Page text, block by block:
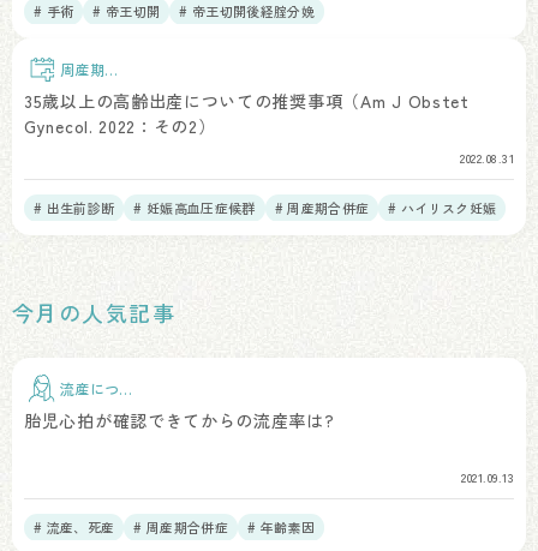
# 手術 # 帝王切開 # 帝王切開後経腟分娩
周産期予
35歳以上の高齢出産についての推奨事項（Am J Obstet
Gynecol. 2022：その2）
2022.08.31
# 出生前診断 # 妊娠高血圧症候群 # 周産期合併症
# ハイリスク妊娠
# 年齢素因
今月の人気記事
流産につい
胎児心拍が確認できてからの流産率は?
2021.09.13
# 流産、死産 # 周産期合併症 # 年齢素因